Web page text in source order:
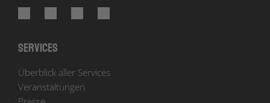
Services
Überblick aller Services
Veranstaltungen